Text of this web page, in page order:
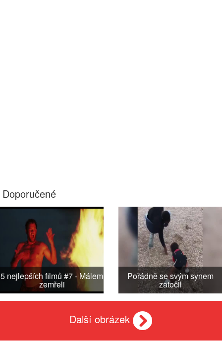
Doporučené
5 nejlepších filmů #7 - Málem
zemřeli
Pořádně se svým synem
zatočil
Další obrázek